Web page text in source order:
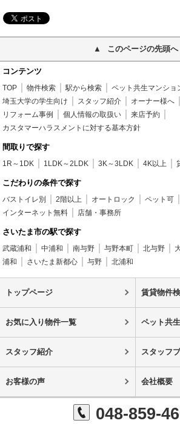
このページの先頭へ
コンテンツ
TOP 物件検索 駅から検索
ペット共生マンショ
埼玉大学の学生向け
スタッフ紹介 オーナー様へ
リフォーム事例
個人情報の取扱い
来店予約
カスタマーハラスメントに対する基本方針
間取りで探す
1R～1DK 1LDK～2LDK 3K～3LDK 4K以上
こだわりの条件で探す
バストイレ別 2階以上 オートロック ペット可
インターネット無料
店舗・事務所
さいたま市の駅で探す
武蔵浦和 中浦和 南与野 与野本町 北与野
浦和
さいたま新都心 与野 北浦和
トップページ 賃貸物件
お気に入り物件一覧 ペット共
スタッフ紹介 スタッフ
お客様の声 会社概要
048-859-